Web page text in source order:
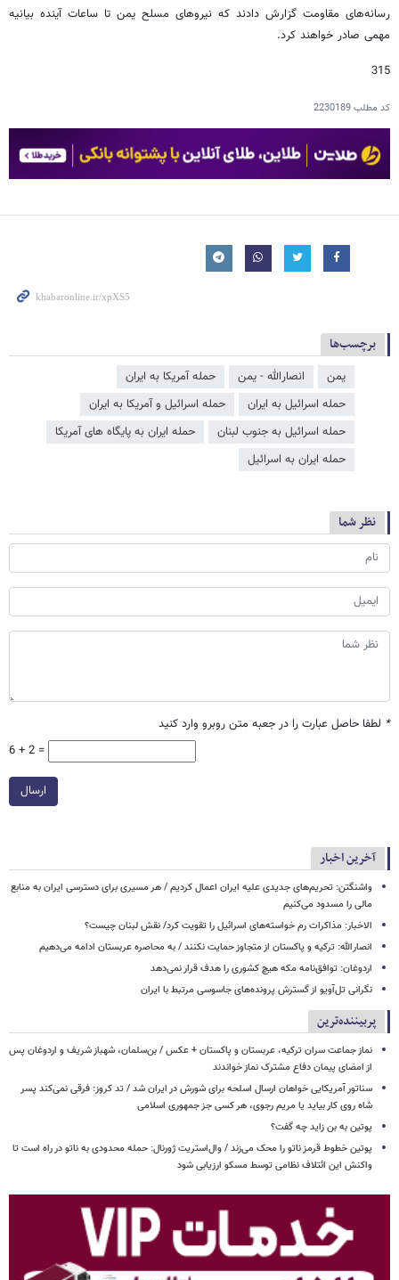
رسانه‌های مقاومت گزارش دادند که نیروهای مسلح یمن تا ساعات آینده بیانیه
مهمی صادر خواهند کرد.
315
کد مطلب2230189
برچسب‌ها
یمن انصارالله - یمن
حمله آمریکا به ایران
حمله اسرائیل به ایران
حمله اسرائیل و آمریکا به ایران
حمله اسرائیل به جنوب لبنان
حمله ایران به پایگاه های آمریکا
حمله ایران به اسرائیل
نظر شما
* لطفا حاصل عبارت را در جعبه متن روبرو وارد کنید
6 + 2 =
ارسال
آخرین اخبار
واشنگتن: تحریم‌های جدیدی علیه ایران اعمال کردیم / هر مسیری برای دسترسی ایران به منابع
مالی را مسدود می‌کنیم
الاخبار: مذاکرات رم خواسته‌های اسرائیل را تقویت کرد/ نقش لبنان چیست؟
انصارالله: ترکیه و پاکستان از متجاوز حمایت نکنند / به محاصره عربستان ادامه می‌دهیم
اردوغان: توافق‌نامه مکه هیچ کشوری را هدف قرار نمی‌دهد
نگرانی تل‌آویو از گسترش پرونده‌های جاسوسی مرتبط با ایران
پربیننده‌ترین
نماز جماعت سران ترکیه، عربستان و پاکستان + عکس / بن‌سلمان، شهباز شریف و اردوغان پس
از امضای پیمان دفاع مشترک نماز خواندند
سناتور آمریکایی خواهان ارسال اسلحه برای شورش در ایران شد / تد کروز: فرقی نمی‌کند پسر
شاه روی کار بیاید یا مریم رجوی، هر کسی جز جمهوری اسلامی
پوتین به بن زاید چه گفت؟
پوتین خطوط قرمز ناتو را محک می‌زند / وال‌استریت ژورنال: حمله محدودی به ناتو در راه است تا
واکنش این ائتلاف نظامی توسط مسکو ارزیابی شود